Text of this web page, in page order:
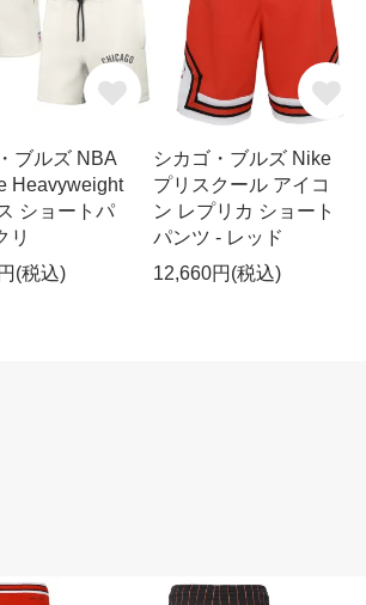
ブルズ NBA
Heavyweight
ショートパ
リ
(税込)
シカゴ・ブルズ Nike
プリスクール アイコ
ン レプリカ ショート
パンツ - レッド
12,660円(税込)